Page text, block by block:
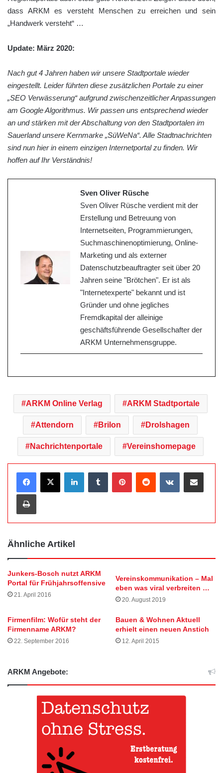
dass ARKM es versteht Menschen zu erreichen und sein
„Handwerk versteht“ …
Update: März 2020:
Nach gut 4 Jahren haben wir unsere Stadtportale wieder
eingestellt. Leider führten diese zusätzlichen Portale zu einer
„SEO Verwässerung“ aufgrund zwischenzeitlicher Anpassungen
am Google Algorithmus. Wir passen uns entsprechend wieder
an und stärken mit der Abschaltung von den Stadtportalen im
Sauerland unsere Kernmarke „SüWeNa“. Alle Stadtnachrichten
sind nun hier in einem einzigen Internetportal zu finden. Wir
hoffen auf Ihr Verständnis!
Sven Oliver Rüsche
Sven Oliver Rüsche verdient mit der
Erstellung und Betreuung von
Internetseiten, Programmierungen,
Suchmaschinenoptimierung, Online-
Marketing und als externer
Datenschutzbeauftragter seit über 20
Jahren seine "Brötchen". Er ist als
"Internetexperte" bekannt und ist
Gründer und ohne jegliches
Fremdkapital der alleinige
geschäftsführende Gesellschafter der
ARKM Unternehmensgruppe.
ARKM Online Verlag ARKM Stadtportale
Attendorn Brilon Drolshagen
Nachrichtenportale Vereinshomepage
Ähnliche Artikel
Junkers-Bosch nutzt ARKM
Portal für Frühjahrsoffensive
21. April 2016
Vereinskommunikation – Mal
eben was viral verbreiten …
20. August 2019
Firmenfilm: Wofür steht der
Firmenname ARKM?
22. September 2016
Bauen & Wohnen Aktuell
erhielt einen neuen Anstich
12. April 2015
ARKM Angebote: